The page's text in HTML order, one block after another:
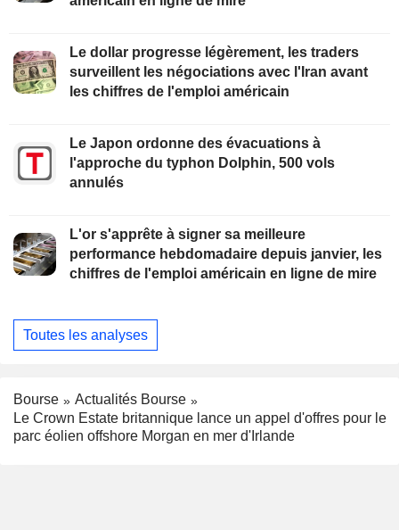
Le dollar progresse légèrement, les traders
surveillent les négociations avec l'Iran avant
les chiffres de l'emploi américain
Le Japon ordonne des évacuations à
l'approche du typhon Dolphin, 500 vols
annulés
L'or s'apprête à signer sa meilleure
performance hebdomadaire depuis janvier, les
chiffres de l'emploi américain en ligne de mire
Toutes les analyses
Bourse
Actualités Bourse
Le Crown Estate britannique lance un appel d'offres pour le
parc éolien offshore Morgan en mer d'Irlande